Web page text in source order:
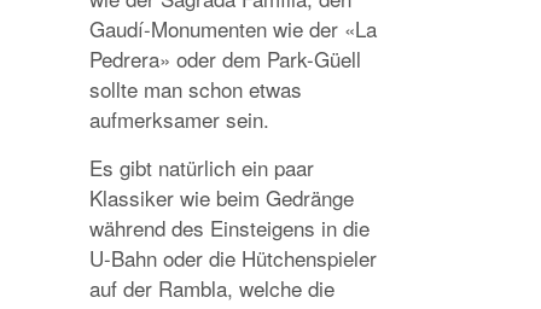
Gaudí-Monumenten wie der «La
Pedrera» oder dem Park-Güell
sollte man schon etwas
aufmerksamer sein.
Es gibt natürlich ein paar
Klassiker wie beim Gedränge
während des Einsteigens in die
U-Bahn oder die Hütchenspieler
auf der Rambla, welche die